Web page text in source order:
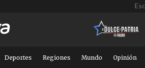
Deportes Regiones Mundo Opinión